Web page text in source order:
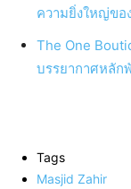
ความยิ่งใหญ่ขอ
The One
บรรยากาศหลัก
Tags
Masjid Zahir